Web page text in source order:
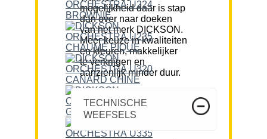
mogelijkheid daar is stap
dan over naar doeken
van het merk DICKSON.
Meer keuze in kwaliteiten
en kleuren, makkelijker
te verkrijgen en
aanzienlijk minder duur.
TECHNISCHE
WEEFSELS